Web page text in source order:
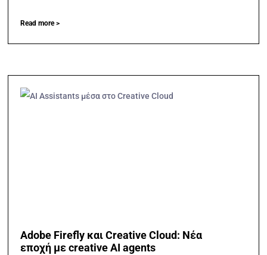
Read more >
Adobe Firefly και Creative Cloud: Νέα
εποχή με creative AI agents